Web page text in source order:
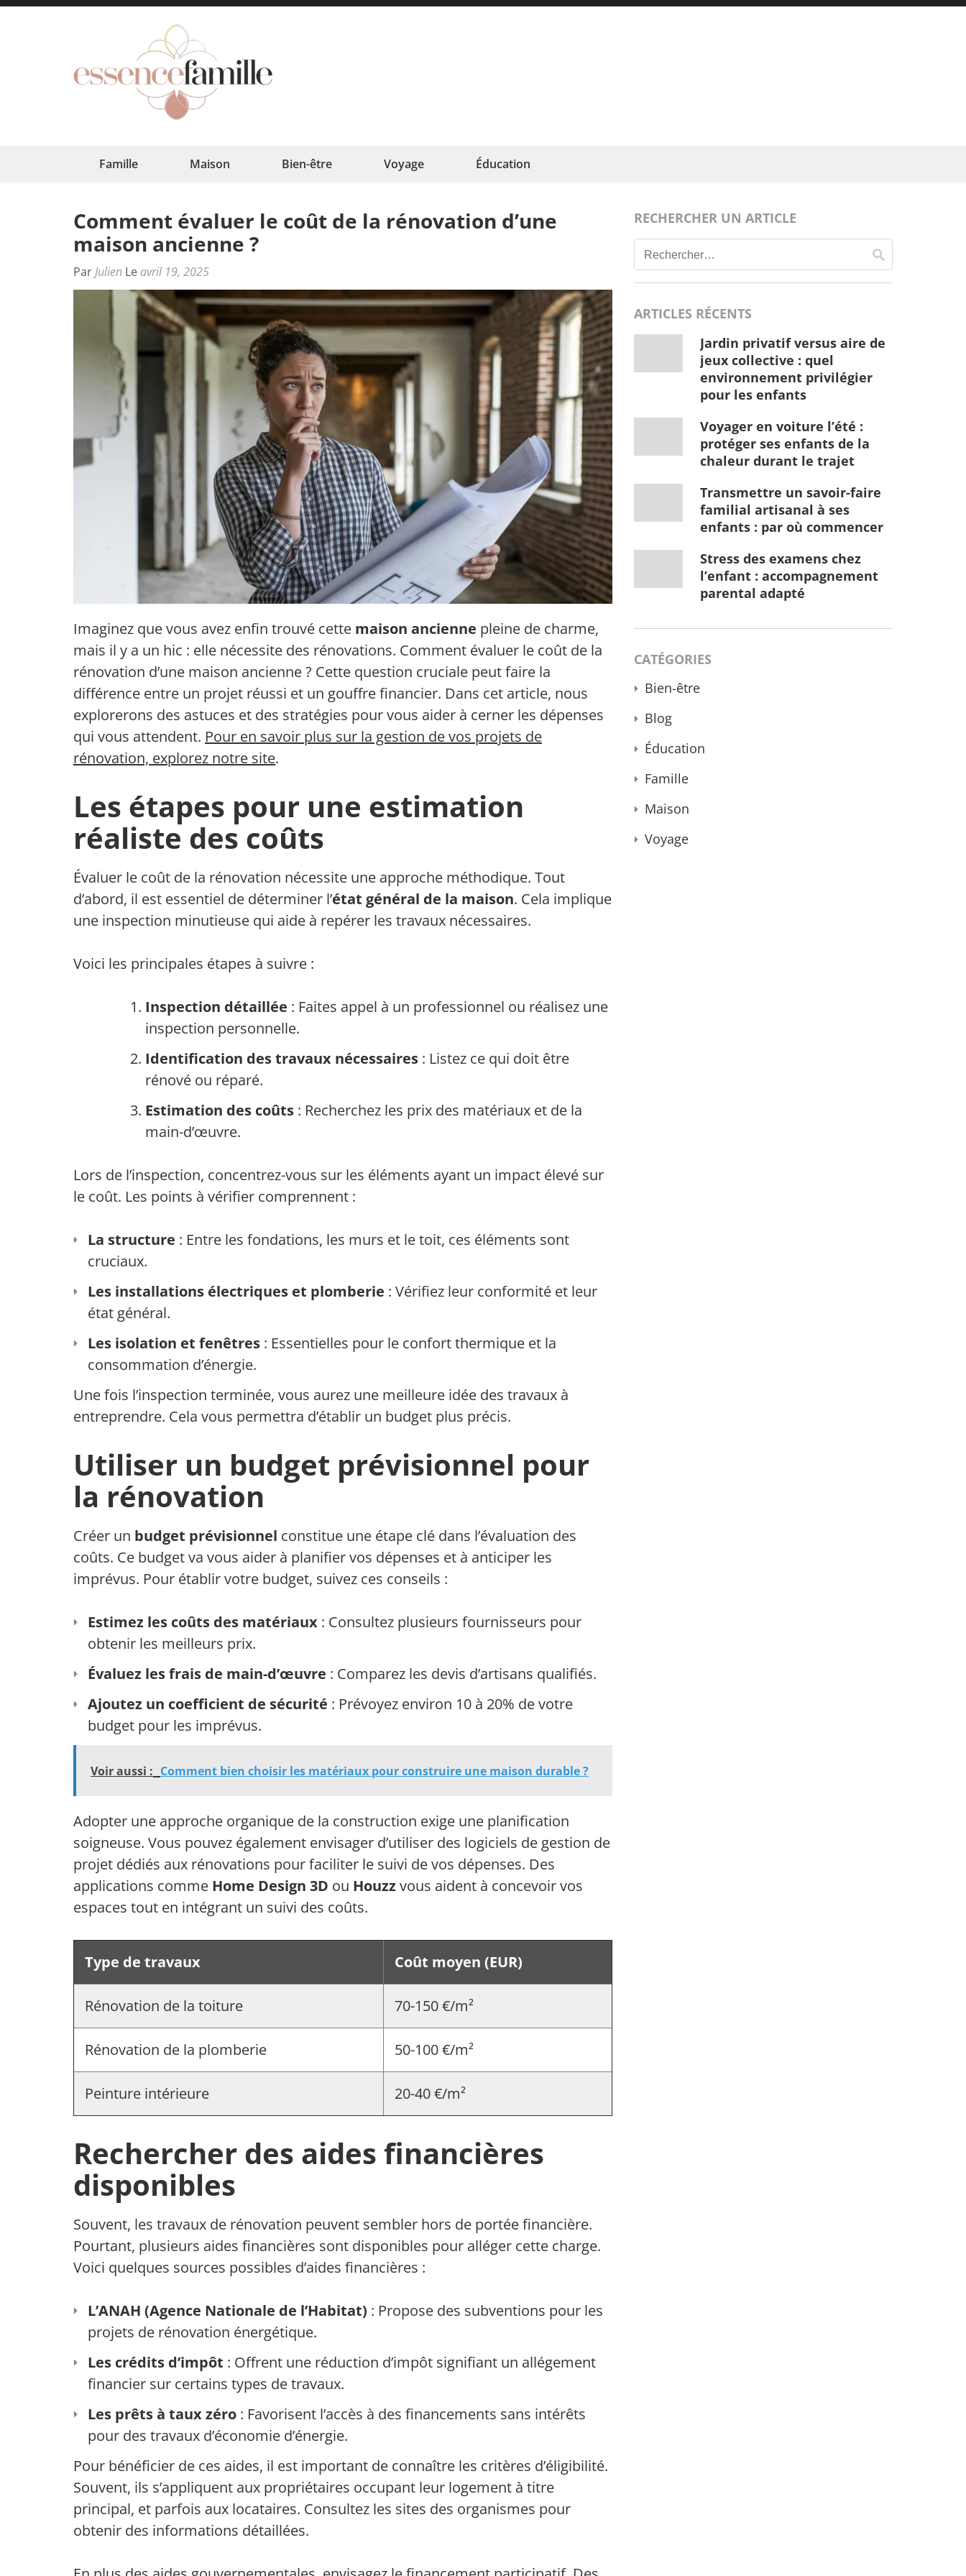
Aller
Famille Maison Bien-être Voyage Éducation
Comment évaluer le coût de la rénovation d’une
maison ancienne ?
ParJulien Le avril 19, 2025
Imaginez que vous avez enfin trouvé cette maison ancienne pleine de charme,
mais il y a un hic : elle nécessite des rénovations. Comment évaluer le coût de la
rénovation d’une maison ancienne ? Cette question cruciale peut faire la
différence entre un projet réussi et un gouffre financier. Dans cet article, nous
explorerons des astuces et des stratégies pour vous aider à cerner les dépenses
qui vous attendent. Pour en savoir plus sur la gestion de vos projets de
rénovation, explorez notre site.
Les étapes pour une estimation
réaliste des coûts
Évaluer le coût de la rénovation nécessite une approche méthodique. Tout
d’abord, il est essentiel de déterminer l’état général de la maison. Cela implique
une inspection minutieuse qui aide à repérer les travaux nécessaires.
Voici les principales étapes à suivre :
Inspection détaillée : Faites appel à un professionnel ou réalisez une
inspection personnelle.
Identification des travaux nécessaires : Listez ce qui doit être
rénové ou réparé.
Estimation des coûts : Recherchez les prix des matériaux et de la
main-d’œuvre.
Lors de l’inspection, concentrez-vous sur les éléments ayant un impact élevé sur
le coût. Les points à vérifier comprennent :
La structure : Entre les fondations, les murs et le toit, ces éléments sont
cruciaux.
Les installations électriques et plomberie : Vérifiez leur conformité et leur
état général.
Les isolation et fenêtres : Essentielles pour le confort thermique et la
consommation d’énergie.
Une fois l’inspection terminée, vous aurez une meilleure idée des travaux à
entreprendre. Cela vous permettra d’établir un budget plus précis.
Utiliser un budget prévisionnel pour
la rénovation
Créer un budget prévisionnel constitue une étape clé dans l’évaluation des
coûts. Ce budget va vous aider à planifier vos dépenses et à anticiper les
imprévus. Pour établir votre budget, suivez ces conseils :
Estimez les coûts des matériaux : Consultez plusieurs fournisseurs pour
obtenir les meilleurs prix.
Évaluez les frais de main-d’œuvre : Comparez les devis d’artisans qualifiés.
Ajoutez un coefficient de sécurité : Prévoyez environ 10 à 20% de votre
budget pour les imprévus.
Voir aussi : Comment bien choisir les matériaux pour construire une maison durable ?
Adopter une approche organique de la construction exige une planification
soigneuse. Vous pouvez également envisager d’utiliser des logiciels de gestion de
projet dédiés aux rénovations pour faciliter le suivi de vos dépenses. Des
applications comme Home Design 3D ou Houzzvous aident à concevoir vos
espaces tout en intégrant un suivi des coûts.
Type de travaux Coût moyen (EUR)
Rénovation de la toiture 70-150 €/m²
Rénovation de la plomberie 50-100 €/m²
Peinture intérieure 20-40 €/m²
Rechercher des aides financières
disponibles
Souvent, les travaux de rénovation peuvent sembler hors de portée financière.
Pourtant, plusieurs aides financières sont disponibles pour alléger cette charge.
Voici quelques sources possibles d’aides financières :
L’ANAH (Agence Nationale de l’Habitat) : Propose des subventions pour les
projets de rénovation énergétique.
Les crédits d’impôt : Offrent une réduction d’impôt signifiant un allégement
financier sur certains types de travaux.
Les prêts à taux zéro : Favorisent l’accès à des financements sans intérêts
pour des travaux d’économie d’énergie.
Pour bénéficier de ces aides, il est important de connaître les critères d’éligibilité.
Souvent, ils s’appliquent aux propriétaires occupant leur logement à titre
principal, et parfois aux locataires. Consultez les sites des organismes pour
obtenir des informations détaillées.
RECHERCHER UN ARTICLE
Rechercher :
ARTICLES RÉCENTS
Jardin privatif versus aire de
jeux collective : quel
environnement privilégier
pour les enfants
Voyager en voiture l’été :
protéger ses enfants de la
chaleur durant le trajet
Transmettre un savoir-faire
familial artisanal à ses
enfants : par où commencer
Stress des examens chez
l’enfant : accompagnement
parental adapté
CATÉGORIES
Bien-être
Blog
Éducation
Famille
Maison
Voyage